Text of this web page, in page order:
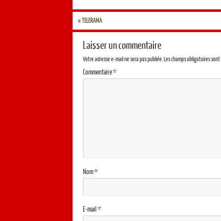
«TELERAMA
Laisser un commentaire
Votre adresse e-mail ne sera pas publiée. Les champs obligatoires
Commentaire*
Nom*
E-mail *